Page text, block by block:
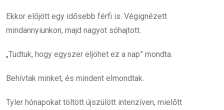
Ekkor előjött egy idősebb férfi is. Végignézett
mindannyiunkon, majd nagyot sóhajtott.
„Tudtuk, hogy egyszer eljöhet ez a nap” mondta.
Behívtak minket, és mindent elmondtak.
Tyler hónapokat töltött újszülött intenzíven, mielőtt